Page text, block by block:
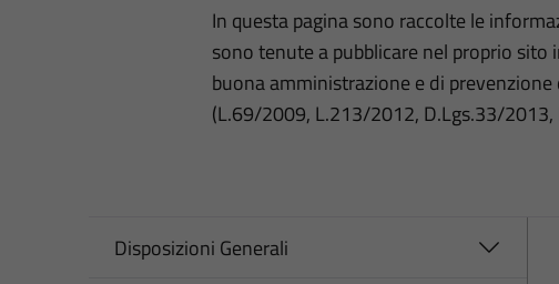
In questa pagina sono raccolte le
sono tenute a pubblicare nel proprio sito
buona amministrazione e di
(L.69/2009, L.213/2012, D.Lgs.33/
Disposizioni Generali